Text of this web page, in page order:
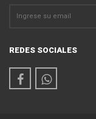
REDES SOCIALES